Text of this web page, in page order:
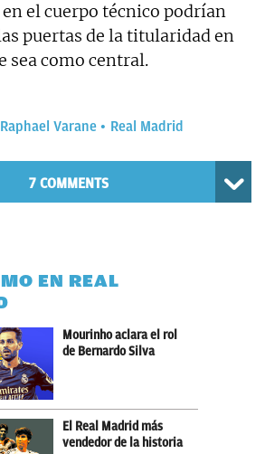
en el cuerpo técnico podrían
puertas de la titularidad en
sea como central.
Raphael Varane Real Madrid
7 COMMENTS
EN REAL
Mourinho aclara el rol
de Bernardo Silva
El Real Madrid más
vendedor de la historia